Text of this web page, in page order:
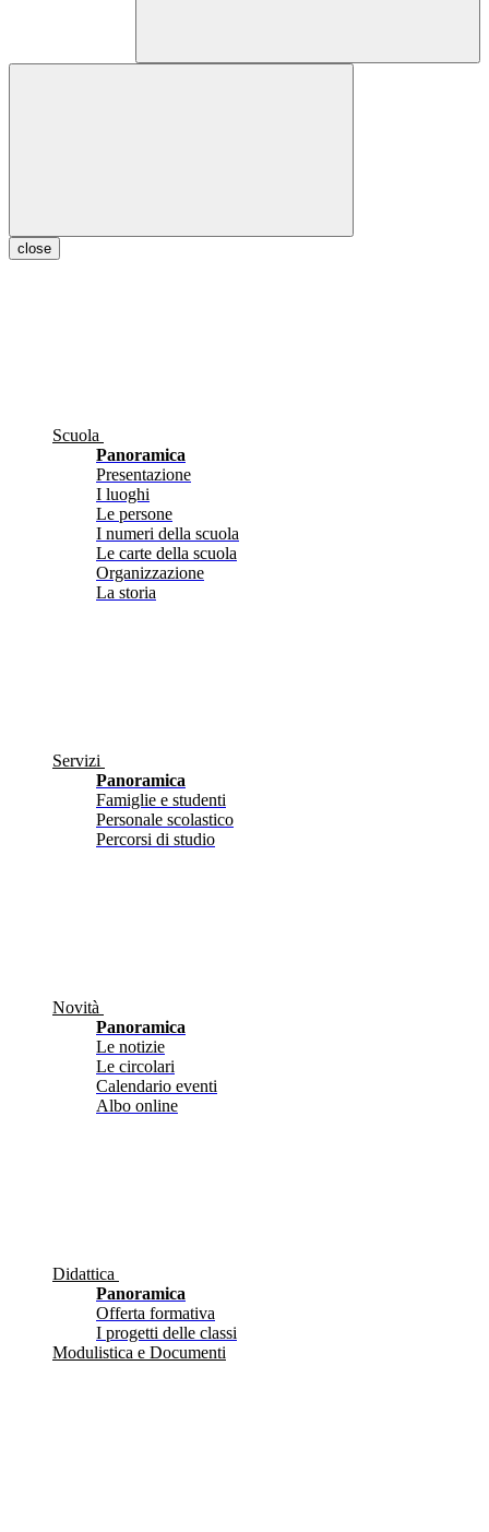
close
Scuola
Panoramica
Presentazione
I luoghi
Le persone
I numeri della scuola
Le carte della scuola
Organizzazione
La storia
Servizi
Panoramica
Famiglie e studenti
Personale scolastico
Percorsi di studio
Novità
Panoramica
Le notizie
Le circolari
Calendario eventi
Albo online
Didattica
Panoramica
Offerta formativa
I progetti delle classi
Modulistica e Documenti